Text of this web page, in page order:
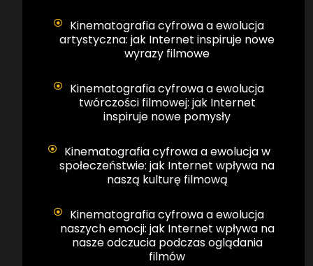
Kinematografia cyfrowa a ewolucja
artystyczna: jak Internet inspiruje nowe
wyrazy filmowe
Kinematografia cyfrowa a ewolucja
twórczości filmowej: jak Internet
inspiruje nowe pomysły
Kinematografia cyfrowa a ewolucja w
społeczeństwie: jak Internet wpływa na
naszą kulturę filmową
Kinematografia cyfrowa a ewolucja
naszych emocji: jak Internet wpływa na
nasze odczucia podczas oglądania
filmów